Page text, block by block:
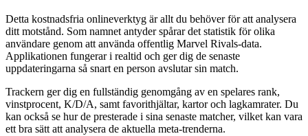
Detta kostnadsfria onlineverktyg är allt du behöver för att analysera
ditt motstånd. Som namnet antyder spårar det statistik för olika
användare genom att använda offentlig Marvel Rivals-data.
Applikationen fungerar i realtid och ger dig de senaste
uppdateringarna så snart en person avslutar sin match.
Trackern ger dig en fullständig genomgång av en spelares rank,
vinstprocent, K/D/A, samt favorithjältar, kartor och lagkamrater. Du
kan också se hur de presterade i sina senaste matcher, vilket kan vara
ett bra sätt att analysera de aktuella meta-trenderna.